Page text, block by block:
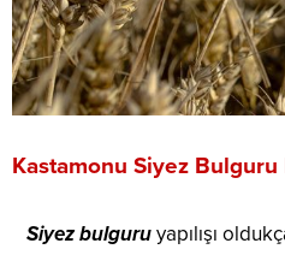
Kastamonu Siyez Bulguru
Siyez bulguruyapılışı